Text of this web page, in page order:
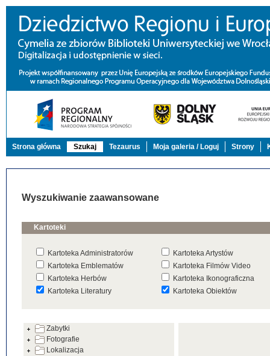
Strona główna Szukaj Tezaurus Moja galeria / Loguj Strony
Wyszukiwanie zaawansowane
Kartoteki
Kartoteka Administratorów
Kartoteka Artystów
Kartoteka Emblematów
Kartoteka Filmów Video
Kartoteka Herbów
Kartoteka Ikonograficzna
Kartoteka Literatury
Kartoteka Obiektów
Kartoteka Warsztatów
Kartoteka Zabytków
Zabytki
Fotografie
Lokalizacja